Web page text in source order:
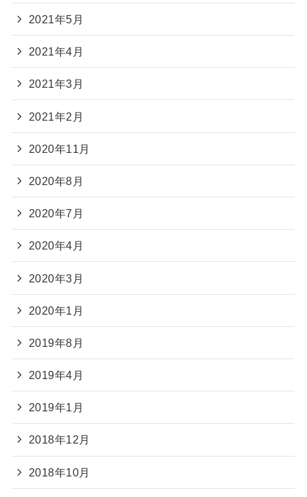
2021年5月
2021年4月
2021年3月
2021年2月
2020年11月
2020年8月
2020年7月
2020年4月
2020年3月
2020年1月
2019年8月
2019年4月
2019年1月
2018年12月
2018年10月